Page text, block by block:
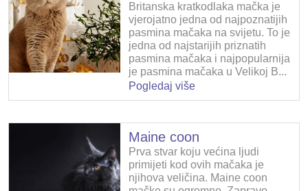
Britanska kratkodlaka mačka je
vjerojatno jedna od najpoznatijih
pasmina mačaka na svijetu. To je
jedna od najstarijih priznatih
pasmina mačaka i najpopularnija
je pasmina mačaka u Velikoj B...
Pogledaj više
Maine coon
Prva stvar koju većina ljudi
primijeti kod ovih mačaka je
njihova veličina. Maine coon